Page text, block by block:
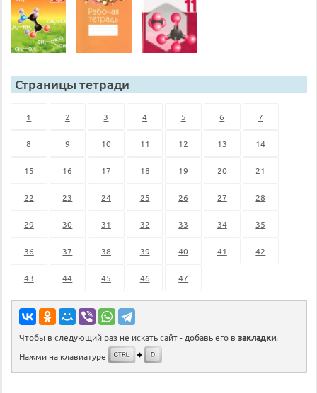
Страницы тетради
1 2 3 4 5 6 7
8 9 10 11 12 13 14
15 16 17 18 19 20 21
22 23 24 25 26 27 28
29 30 31 32 33 34 35
36 37 38 39 40 41 42
43 44 45 46 47
Чтобы в следующий раз не искать сайт - добавь его в закладки.
Нажми на клавиатуре